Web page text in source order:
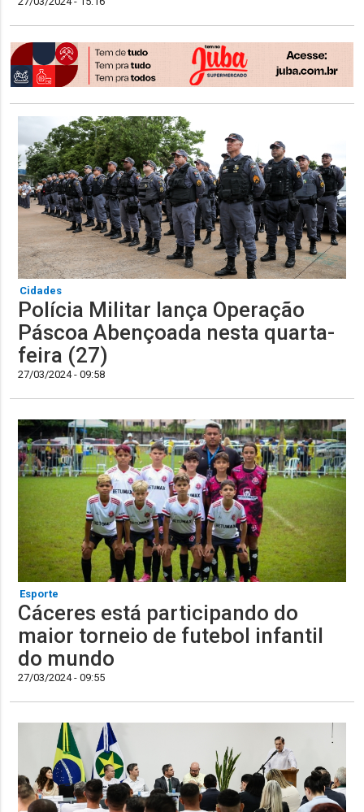
Cidades
Polícia Militar lança Operação
Páscoa Abençoada nesta quarta-
feira (27)
27/03/2024 - 09:58
Esporte
Cáceres está participando do
maior torneio de futebol infantil
do mundo
27/03/2024 - 09:55